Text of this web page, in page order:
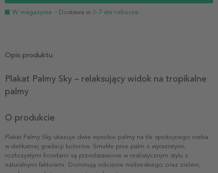
W magazynie - Dostawa w 3-7 dni robocze
Opis produktu
Plakat Palmy Sky – relaksujący widok na tropikalne
palmy
O produkcie
Plakat Palmy Sky ukazuje dwie wysokie palmy na tle spokojnego nieba
w delikatnej gradacji kolorów. Smukłe pnie palm z wyrazistymi,
rozłożystymi frondami są przedstawione w realistycznym stylu z
naturalnymi fakturami. Dominują odcienie niebieskiego oraz zieleni,